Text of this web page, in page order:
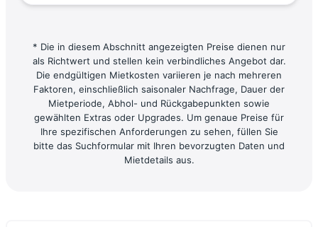
* Die in diesem Abschnitt angezeigten Preise dienen nur
als Richtwert und stellen kein verbindliches Angebot dar.
Die endgültigen Mietkosten variieren je nach mehreren
Faktoren, einschließlich saisonaler Nachfrage, Dauer der
Mietperiode, Abhol- und Rückgabepunkten sowie
gewählten Extras oder Upgrades. Um genaue Preise für
Ihre spezifischen Anforderungen zu sehen, füllen Sie
bitte das Suchformular mit Ihren bevorzugten Daten und
Mietdetails aus.